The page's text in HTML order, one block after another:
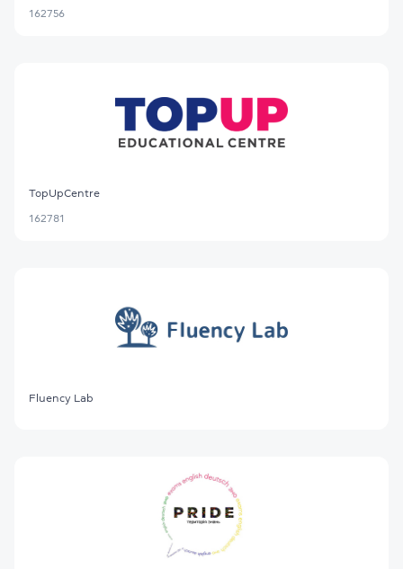
162756
TopUpCentre
162781
Fluency Lab